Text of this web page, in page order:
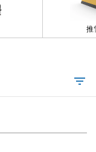
推
filter_list